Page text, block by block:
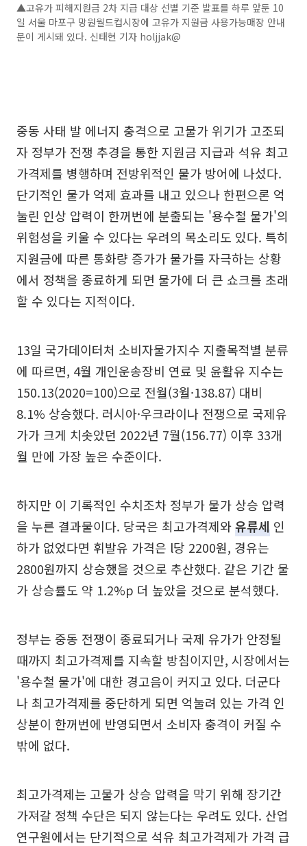
▲고유가 피해지원금 2차 지급 대상 선별 기준 발표를 하루 앞둔 10
일 서울 마포구 망원월드컵시장에 고유가 지원금 사용가능매장 안내
문이 게시돼 있다. 신태현 기자 holjjak@
중동 사태 발 에너지 충격으로 고물가 위기가 고조되
자 정부가 전쟁 추경을 통한 지원금 지급과 석유 최고
가격제를 병행하며 전방위적인 물가 방어에 나섰다.
단기적인 물가 억제 효과를 내고 있으나 한편으론 억
눌린 인상 압력이 한꺼번에 분출되는 '용수철 물가'의
위험성을 키울 수 있다는 우려의 목소리도 있다. 특히
지원금에 따른 통화량 증가가 물가를 자극하는 상황
에서 정책을 종료하게 되면 물가에 더 큰 쇼크를 초래
할 수 있다는 지적이다.
13일 국가데이터처 소비자물가지수 지출목적별 분류
에 따르면, 4월 개인운송장비 연료 및 윤활유 지수는
150.13(2020=100)으로 전월(3월·138.87) 대비
8.1% 상승했다. 러시아·우크라이나 전쟁으로 국제유
가가 크게 치솟았던 2022년 7월(156.77) 이후 33개
월 만에 가장 높은 수준이다.
하지만 이 기록적인 수치조차 정부가 물가 상승 압력
을 누른 결과물이다. 당국은 최고가격제와유류세 인
하가 없었다면 휘발유 가격은 l당 2200원, 경유는
2800원까지 상승했을 것으로 추산했다. 같은 기간 물
가 상승률도 약 1.2%p 더 높았을 것으로 분석했다.
정부는 중동 전쟁이 종료되거나 국제 유가가 안정될
때까지 최고가격제를 지속할 방침이지만, 시장에서는
'용수철 물가'에 대한 경고음이 커지고 있다. 더군다
나 최고가격제를 중단하게 되면 억눌려 있는 가격 인
상분이 한꺼번에 반영되면서 소비자 충격이 커질 수
밖에 없다.
최고가격제는 고물가 상승 압력을 막기 위해 장기간
가져갈 정책 수단은 되지 않는다는 우려도 있다. 산업
연구원에서는 단기적으로 석유 최고가격제가 가격 급